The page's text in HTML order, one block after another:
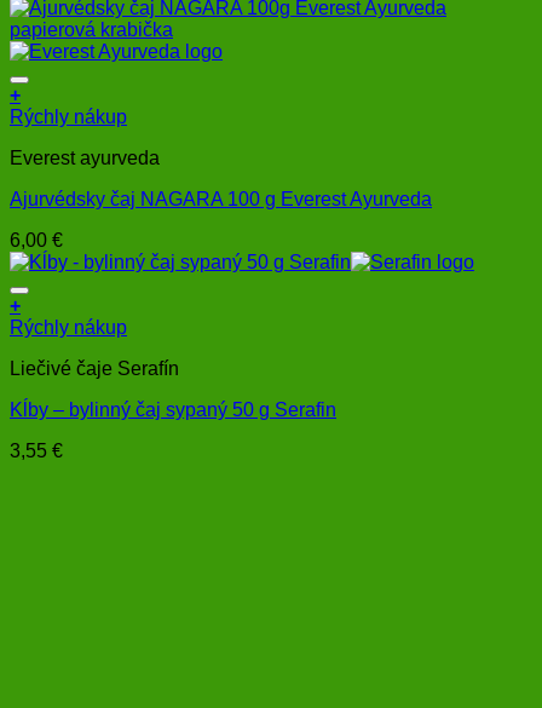
+
Rýchly nákup
Everest ayurveda
Ajurvédsky čaj NAGARA 100 g Everest Ayurveda
6,00 €
+
Rýchly nákup
Liečivé čaje Serafín
Kĺby – bylinný čaj sypaný 50 g Serafin
3,55 €